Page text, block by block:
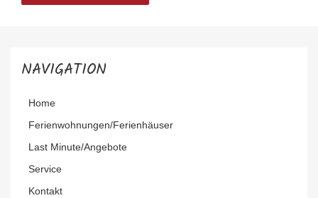
NAVIGATION
Navigation
Home
Ferienwohnungen/Ferienhäuser
Last Minute/Angebote
Service
Kontakt